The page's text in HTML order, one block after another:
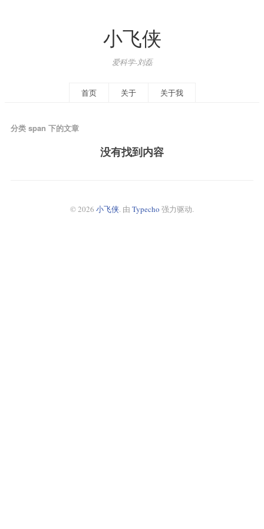
小飞侠
爱科学-刘磊
首页 关于 关于我
分类 span 下的文章
没有找到内容
© 2026 小飞侠. 由 Typecho 强力驱动.